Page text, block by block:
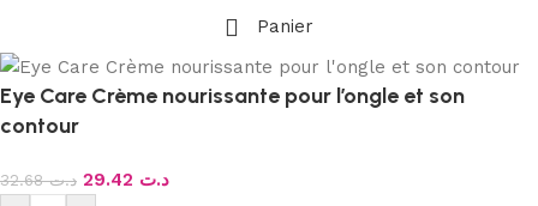
Panier
Eye Care Crème nourissante pour l’ongle et son
contour
د.ت32.68 د.ت